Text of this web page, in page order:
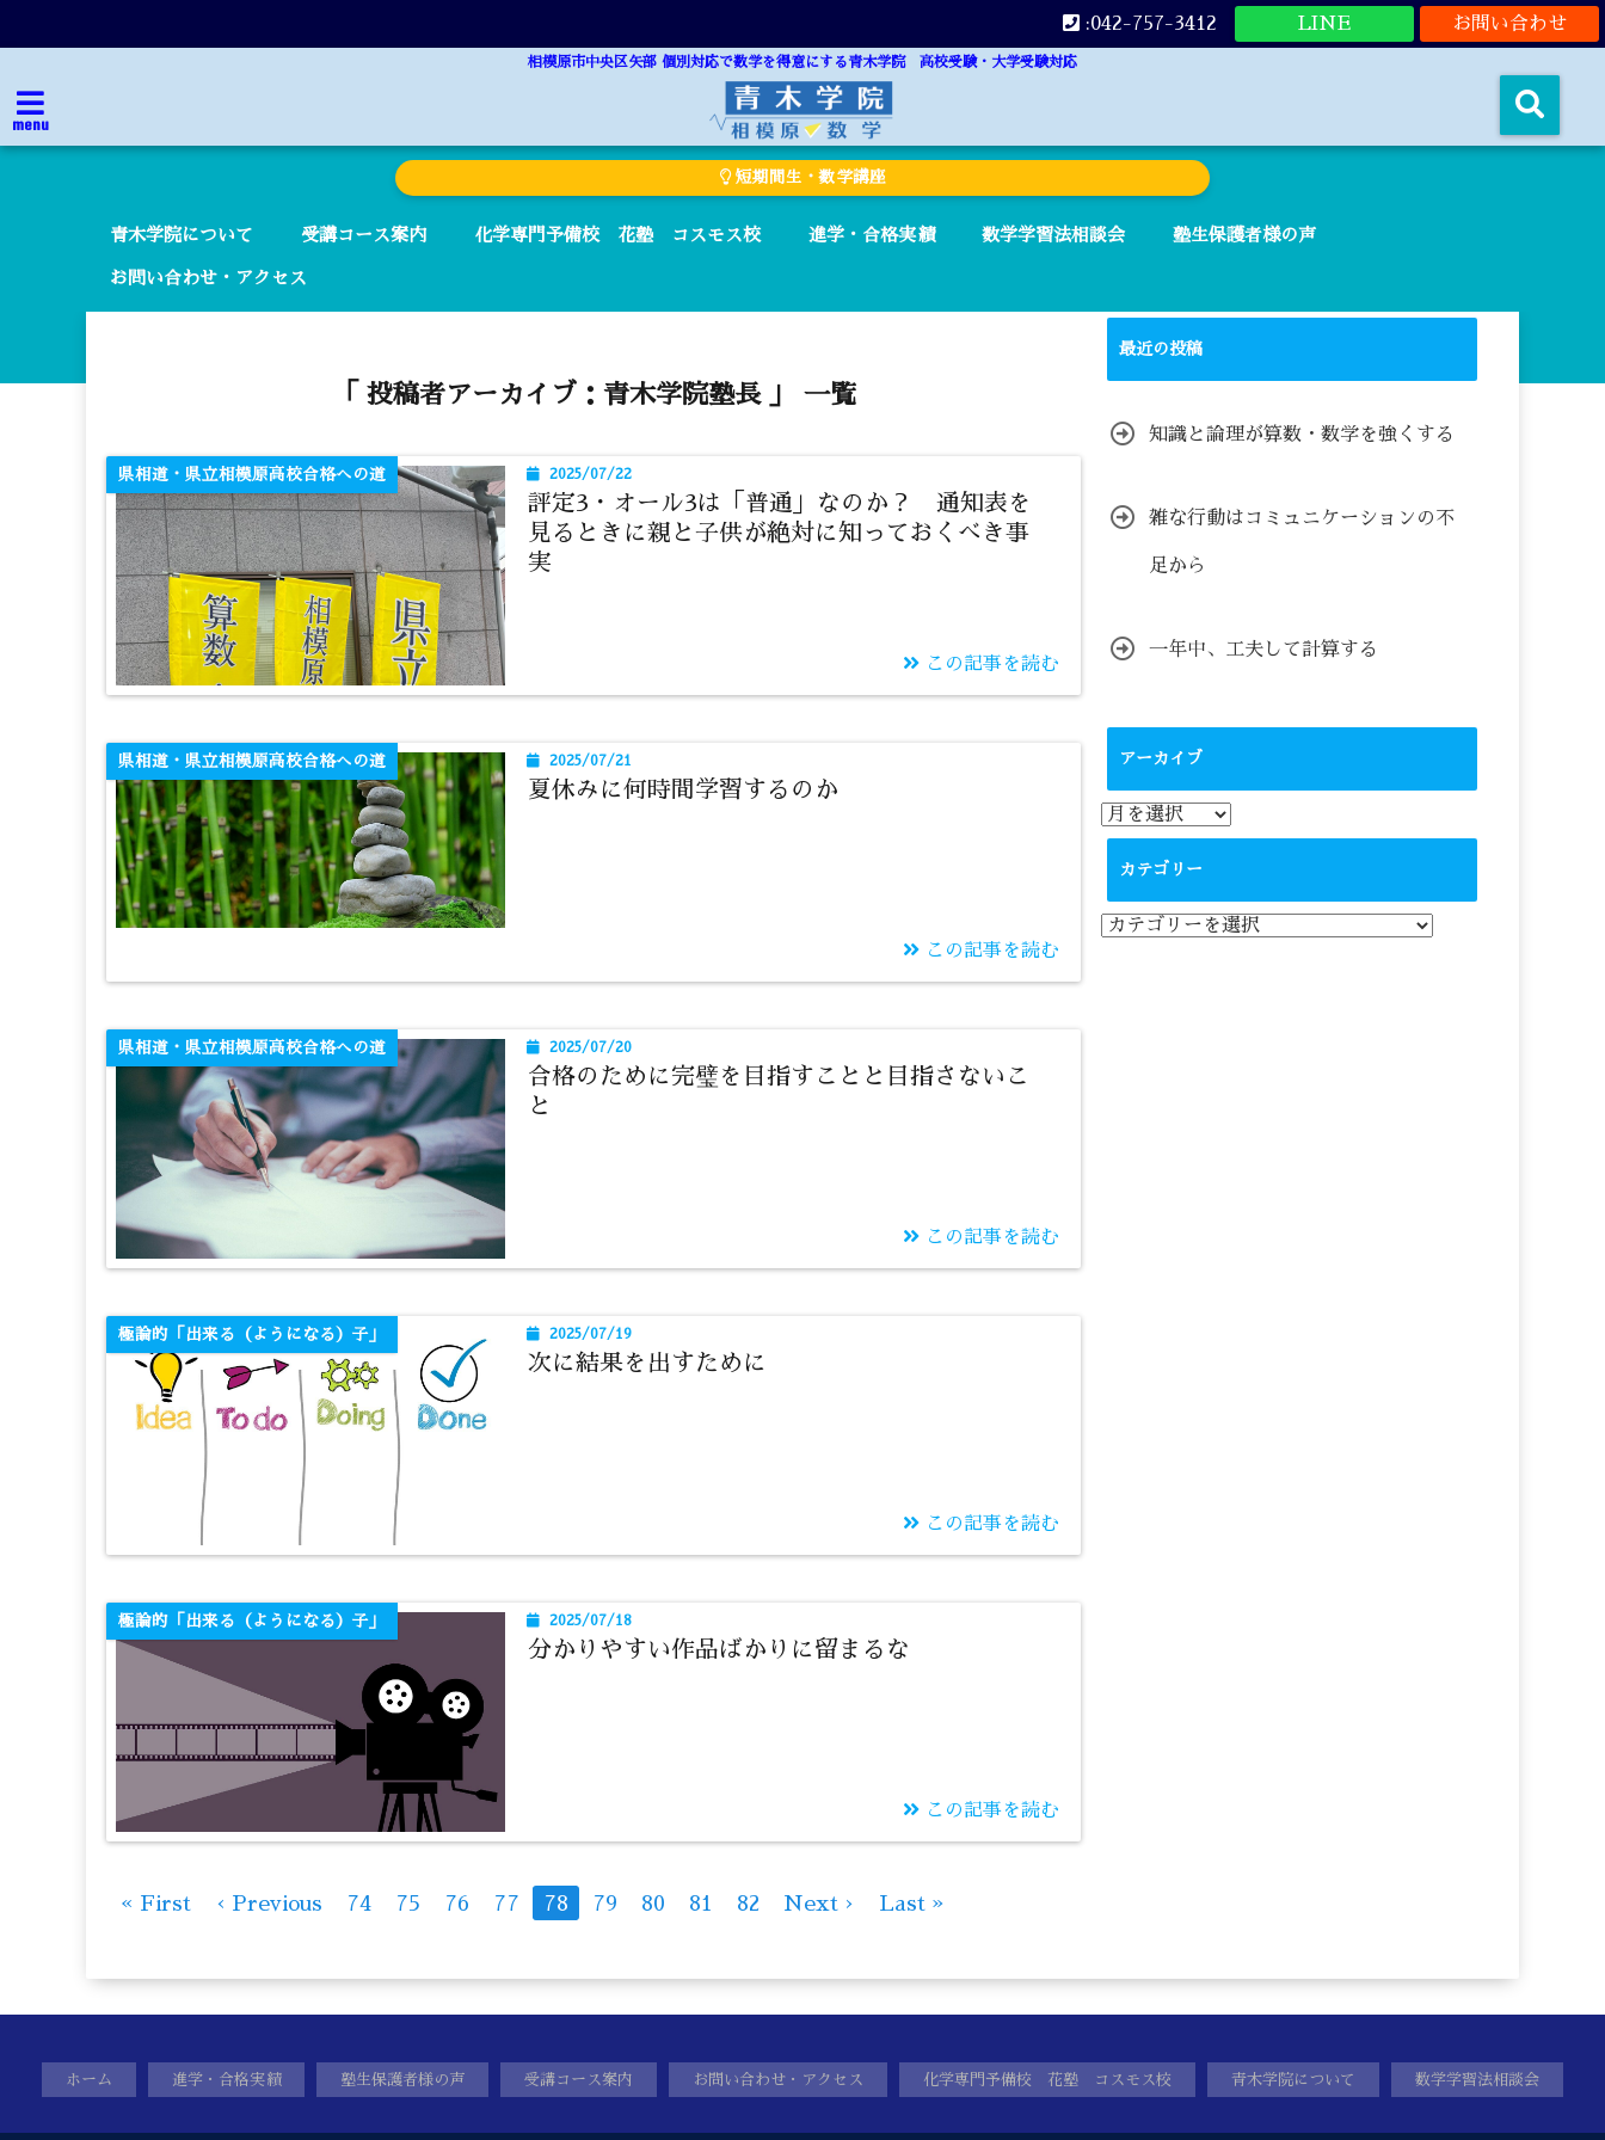
お問い合わせ
LINE
:042-757-3412
相模原市中央区矢部 個別対応で数学を得意にする青木学院 高校受験・大学受験対応
menu
短期間生・数学講座
青木学院について 受講コース案内 化学専門予備校 花塾 コスモス校 進学・合格実績 数学学習法相談会 塾生保護者様の声
お問い合わせ・アクセス
「 投稿者アーカイブ：青木学院塾長 」 一覧
県相道・県立相模原高校合格への道 2025/07/22
評定3・オール3は「普通」なのか？ 通知表を
見るときに親と子供が絶対に知っておくべき事
実
この記事を読む
県相道・県立相模原高校合格への道 2025/07/21
夏休みに何時間学習するのか
この記事を読む
県相道・県立相模原高校合格への道 2025/07/20
合格のために完璧を目指すことと目指さないこ
と
この記事を読む
極論的「出来る（ようになる）子」 2025/07/19
次に結果を出すために
この記事を読む
極論的「出来る（ようになる）子」 2025/07/18
分かりやすい作品ばかりに留まるな
この記事を読む
« First ‹ Previous 74 75 76 77 78 79 80 81 82 Next › Last »
最近の投稿
知識と論理が算数・数学を強くする
雑な行動はコミュニケーションの不
足から
一年中、工夫して計算する
アーカイブ
ア
ー
カテゴリー
カ
テ
ホーム 進学・合格実績 塾生保護者様の声 受講コース案内 お問い合わせ・アクセス 化学専門予備校 花塾 コスモス校 青木学院について 数学学習法相談会